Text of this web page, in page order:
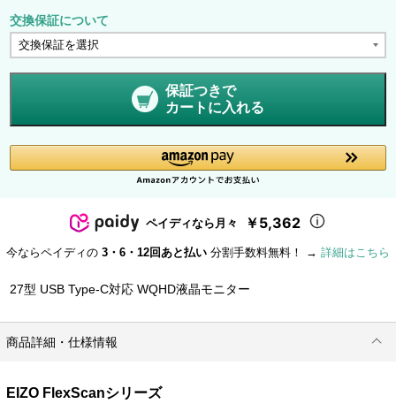
交換保証について
保証つきで
カートに入れる
ペイディなら月々 ￥5,362
今ならペイディの 3・6・12回あと払い 分割手数料無料！ → 詳細はこちら
27型 USB Type-C対応 WQHD液晶モニター
商品詳細・仕様情報
EIZO FlexScanシリーズ